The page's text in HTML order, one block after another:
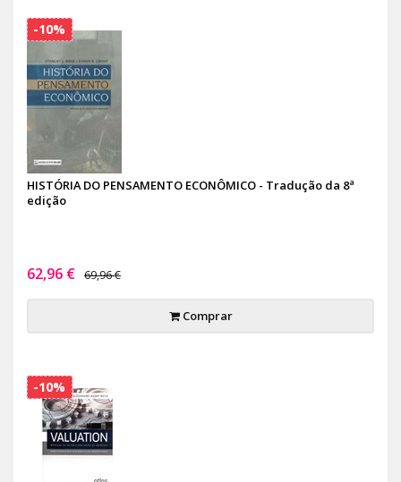
HISTÓRIA DO PENSAMENTO ECONÔMICO - Tradução da 8ª
edição
62,96 € 69,96 €
Comprar
-10%
-10%